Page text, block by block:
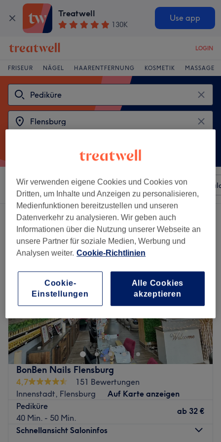
Treatwell
130K
Use app
LOGIN
FRISEUR NÄGEL HAARENTFERNUNG KOSMETIK MASSAGE
Sortieren nach Beliebiger Preis Besonderheiten
2 Salons die anbieten:pediküre in Flensburg
BonBen Nails Flensburg
4,7
151 Bewertungen
Innenstadt, Flensburg
Auf Karte anzeigen
Pediküre
40 Min. - 50 Min.
ab 32 €
Schnellansicht Saloninfos
Wir verwenden eigene Cookies und Cookies von
Dritten, um Inhalte und Anzeigen zu personalisieren,
Medienfunktionen bereitzustellen und unseren
Datenverkehr zu analysieren. Wir geben auch
Informationen über die Nutzung unserer Webseite an
unsere Partner für soziale Medien, Werbung und
Analysen weiter. Cookie-Richtlinien
Cookie-
Einstellungen
Alle Cookies
akzeptieren